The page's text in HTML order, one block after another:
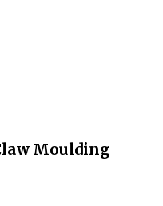
Moulding